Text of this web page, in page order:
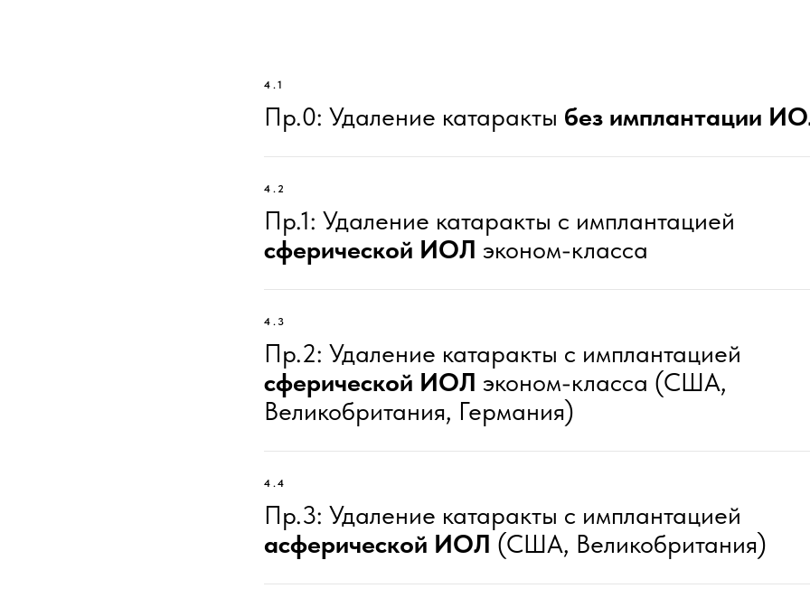
4.1
Пр.0: Удаление катаракты без имплантации
4.2
Пр.1: Удаление катаракты с имплантацией
сферической ИОЛ эконом-класса
4.3
Пр.2: Удаление катаракты с имплантацией
сферической ИОЛ эконом-класса (США,
Великобритания, Германия)
4.4
Пр.3: Удаление катаракты с имплантацией
асферической ИОЛ (США, Великобритания)